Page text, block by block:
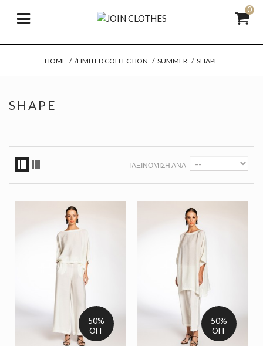
0
HOME / /LIMITED COLLECTION / SUMMER / SHAPE
SHAPE
ΤΑΞΙΝΌΜΙΣΗ ΑΝΆ
50%
OFF
50%
OFF